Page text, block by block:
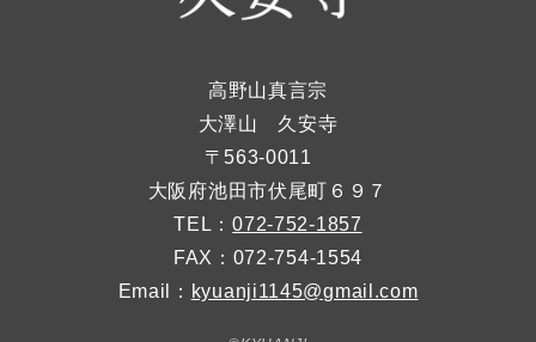
高野山真言宗
大澤山 久安寺
〒563-0011
大阪府池田市伏尾町６９７
TEL：072-752-1857
FAX：072-754-1554
Email： kyuanji1145@gmail.com